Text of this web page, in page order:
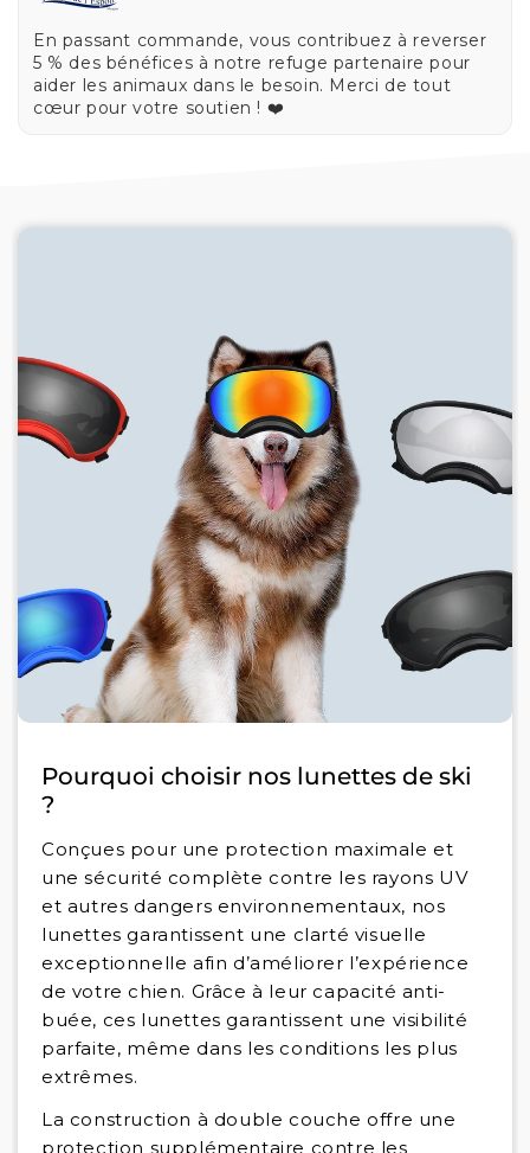
En passant commande, vous contribuez à reverser
5 % des bénéfices à notre refuge partenaire pour
aider les animaux dans le besoin. Merci de tout
cœur pour votre soutien ! ❤️
Pourquoi choisir nos lunettes de ski
?
Conçues pour une protection maximale et
une sécurité complète contre les rayons UV
et autres dangers environnementaux, nos
lunettes garantissent une clarté visuelle
exceptionnelle afin d’améliorer l’expérience
de votre chien. Grâce à leur capacité anti-
buée, ces lunettes garantissent une visibilité
parfaite, même dans les conditions les plus
extrêmes.
La construction à double couche offre une
protection supplémentaire contre les